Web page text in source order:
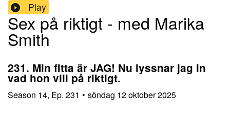
Play
Sex på riktigt - med Marika
Smith
231. Min fitta är JAG! Nu lyssnar jag in
vad hon vill på riktigt.
Season 14, Ep. 231 • söndag 12 oktober 2025